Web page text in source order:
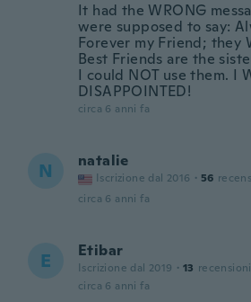
It had the WRONG
were supposed to say:
Forever my Friend; they
Best Friends are the
I could NOT use them. I
DISAPPOINTED!
circa 6 anni fa
N natalie
Iscrizione dal 2016 · 56
circa 6 anni fa
E Etibar
Iscrizione dal 2019 · 13 recensioni
circa 6 anni fa